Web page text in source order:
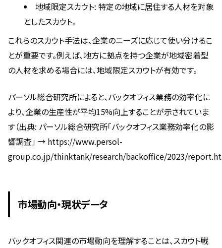
地域限定スカウト: 特定の地域に居住する人材を対象
としたスカウト。
これらのスカウト手法は、企業のニーズに応じて使い分けるこ
とが重要です。例えば、地方に拠点を持つ企業が地域密着型
の人材を求める場合には、地域限定スカウトが有効です。
パーソル総合研究所によると、バックオフィス業務の効率化に
より、企業の生産性が平均15%向上することが示されていま
す（出典: パーソル総合研究所「バックオフィス業務効率化の影
響調査」 → https://www.persol-
group.co.jp/thinktank/research/backoffice/2023/
市場動向・現状データ
バックオフィス関連の市場動向を理解することは、スカウト戦